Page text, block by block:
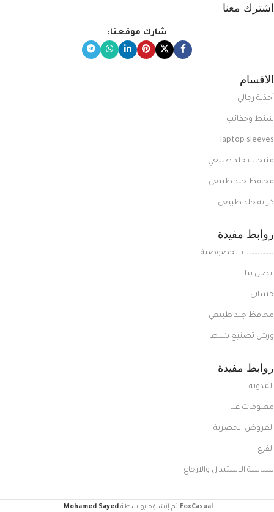
اشترك معنا
شارك موقعنا:
الاقسام
أحذية رجالي
شنط وحقائب
laptop sleeves
منتجات جلد طبيعي
محافظ جلد طبيعي
كراتة جلد طبيعي
روابط مفيدة
سياسات الخصوصية
اتصل بنا
حسابي
محافظ جلد طبيعي
ورش تصنيع شنط
روابط مفيدة
المدونة
معلومات عنا
العروض الحصرية
الفرع
سياسة الاستبدال والارجاع
FoxCasual تم إنشاؤه بواسطةMohamed Sayed
.